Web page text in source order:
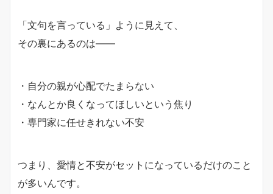
「文句を言っている」ように見えて、
その裏にあるのは――
・自分の親が心配でたまらない
・なんとか良くなってほしいという焦り
・専門家に任せきれない不安
つまり、愛情と不安がセットになっているだけのこと
が多いんです。